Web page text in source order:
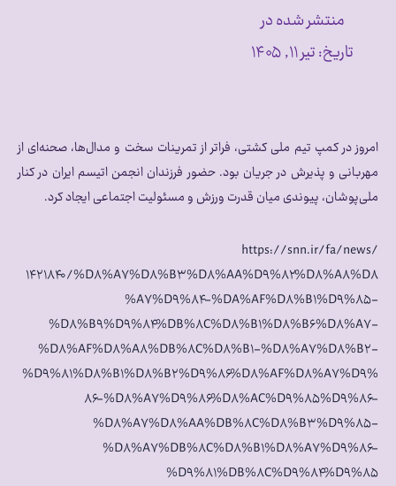
منتشر شده در
تاریخ:تیر ۱۱, ۱۴۰۵
امروز در کمپ تیم ملی کشتی، فراتر از تمرینات سخت و مدال‌ها، صحنه‌ای از
مهربانی و پذیرش در جریان بود. حضور فرزندان انجمن اتیسم ایران در کنار
ملی‌پوشان، پیوندی میان قدرت ورزش و مسئولیت اجتماعی ایجاد کرد.
https://snn.ir/fa/news/
۱۴۲۱۸۴۰/%D۸%A۷%D۸%B۳%D۸%AA%D۹%۸۲%D۸%A۸%D۸
%A۷%D۹%۸۴-%DA%AF%D۸%B۱%D۹%۸۵-
%D۸%B۹%D۹%۸۴%DB%۸C%D۸%B۱%D۸%B۶%D۸%A۷-
%D۸%AF%D۸%A۸%DB%۸C%D۸%B۱-%D۸%A۷%D۸%B۲-
%D۹%۸۱%D۸%B۱%D۸%B۲%D۹%۸۶%D۸%AF%D۸%A۷%D۹%
۸۶-%D۸%A۷%D۹%۸۶%D۸%AC%D۹%۸۵%D۹%۸۶-
%D۸%A۷%D۸%AA%DB%۸C%D۸%B۳%D۹%۸۵-
%D۸%A۷%DB%۸C%D۸%B۱%D۸%A۷%D۹%۸۶-
%D۹%۸۱%DB%۸C%D۹%۸۴%D۹%۸۵